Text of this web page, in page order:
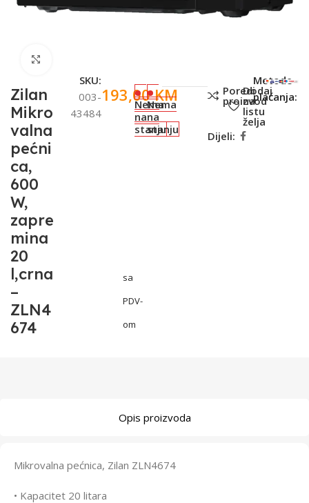
Zilan
Mikro
valna
pećni
ca,
600
W,
zapre
mina
20
l,crna
–
ZLN4
674
SKU:
003-
43484
193,00KM
sa
PDV-
om
Nema
na
stanju
Nema
na
stanju
Poredi
proizvod
Dodaj
na
listu
želja
Dijeli:
Metode
plaćanja:
Opis proizvoda
Mikrovalna pećnica, Zilan ZLN4674
• Kapacitet 20 litara